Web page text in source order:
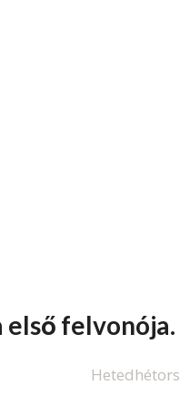
első felvonója.